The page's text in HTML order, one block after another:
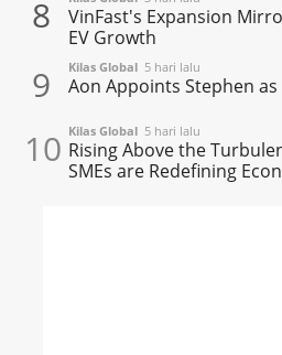
8
VinFast's Expansion
EV Growth
9 Kilas Global 5 hari lalu
Aon Appoints Stephen
10 Kilas Global 5 hari lalu
Rising Above the
SMEs are Redefining